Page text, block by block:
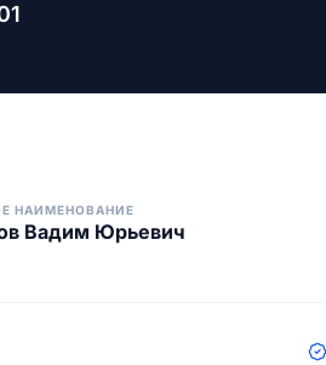
НАИМЕНОВАНИЕ
Вадим Юрьевич